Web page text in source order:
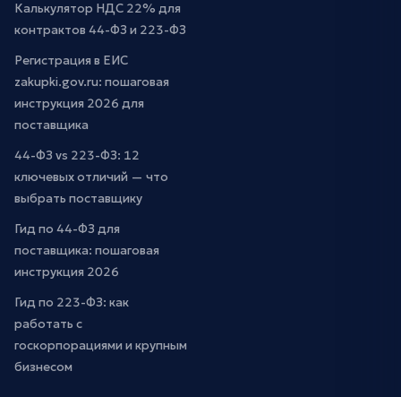
Калькулятор НДС 22% для
контрактов 44-ФЗ и 223-ФЗ
Регистрация в ЕИС
zakupki.gov.ru: пошаговая
инструкция 2026 для
поставщика
44-ФЗ vs 223-ФЗ: 12
ключевых отличий — что
выбрать поставщику
Гид по 44-ФЗ для
поставщика: пошаговая
инструкция 2026
Гид по 223-ФЗ: как
работать с
госкорпорациями и крупным
бизнесом